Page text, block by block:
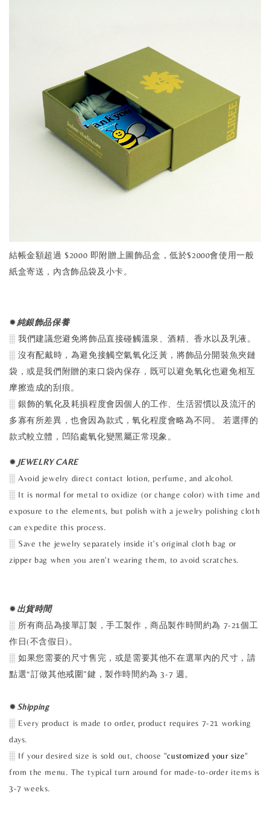
結帳金額超過 $2000 即附贈上圖飾品盒，低於$2000會使用一般
紙盒寄送，內含飾品袋及小卡。
✹純銀飾品保養
░ 我們建議您避免將飾品直接碰觸溫泉、酒精、香水以及乳液。
░ 沒有配戴時，為避免接觸空氣氧化泛黃，將飾品分開裝魚夾鏈
袋，或是我們附贈的束口袋內保存，既可以避免氧化也避免相互
摩擦造成的刮痕。
░ 銀飾的氧化及耗損程度會因個人的工作、生活習慣以及流汗的
多寡有所差異，也會因為款式，氧化程度會略為不同。 若選擇的
款式較立體，凹陷處氧化變黑屬正常現象。
✹ JEWELRY CARE
░ Avoid jewelry direct contact lotion, perfume, and alcohol.
░ It is normal for metal to oxidize (or change color) with time and
exposure to the elements, but polish with a jewelry polishing cloth
can expedite this process.
░ Save the jewelry separately inside it's original cloth bag or
zipper bag when you aren't wearing them, to avoid scratches.
✹出貨時間
░ 所有商品為接單訂製，手工製作，商品製作時間約為 7-21個工
作日(不含假日)。
░ 如果您需要的尺寸售完，或是需要其他不在選單內的尺寸，請
點選“訂做其他戒圍”鍵，製作時間約為 3-7 週。
✹Shipping
░ Every product is made to order, product requires 7-21 working
days.
░ If your desired size is sold out, choose "customized your size"
from the menu. The typical turn around for made-to-order items is
3-7 weeks.